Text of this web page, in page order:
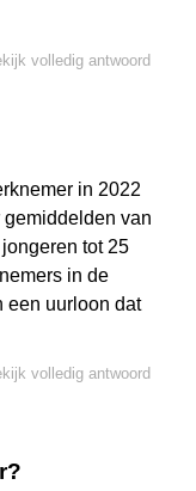
volledig antwoord
in 2022
van
tot 25
in de
een uurloon dat
volledig antwoord